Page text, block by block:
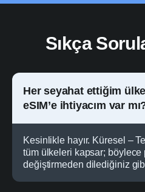
Sıkça
Her seyahat ettiğim
eSIM’e ihtiyacım var
Kesinlikle hayır. Küresel –
tüm ülkeleri kapsar; böylece
değiştirmeden dilediğiniz